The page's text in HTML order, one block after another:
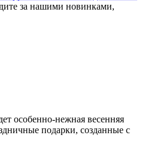
за нашими новинками,
особенно-нежная весенняя
подарки, созданные с